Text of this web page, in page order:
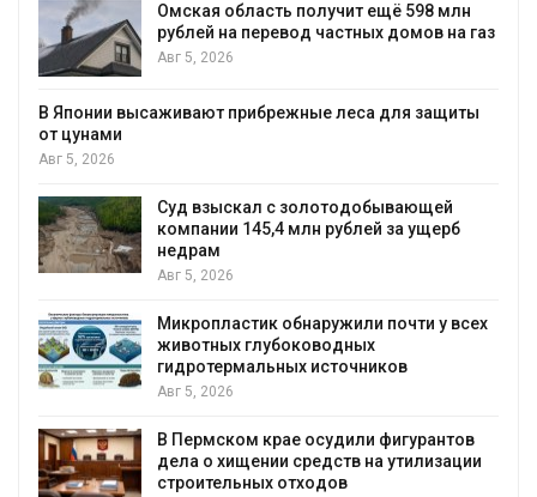
Омская область получит ещё 598 млн
рублей на перевод частных домов на газ
Авг 5, 2026
В Японии высаживают прибрежные леса для защиты
от цунами
Авг 5, 2026
Суд взыскал с золотодобывающей
компании 145,4 млн рублей за ущерб
недрам
Авг 5, 2026
Микропластик обнаружили почти у всех
животных глубоководных
гидротермальных источников
Авг 5, 2026
В Пермском крае осудили фигурантов
дела о хищении средств на утилизации
строительных отходов